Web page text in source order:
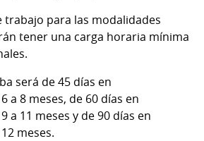
trabajo para las modalidades
tener una carga horaria mínima
será de 45 días en
a 8 meses, de 60 días en
a 11 meses y de 90 días en
meses.